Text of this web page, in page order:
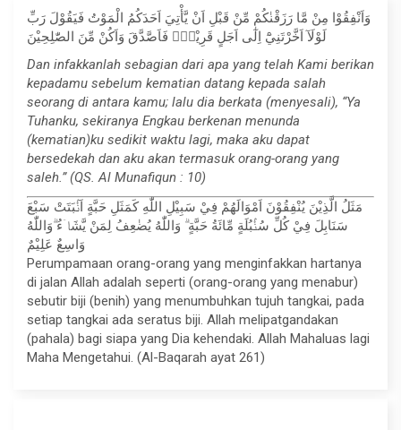
وَاَنْفِقُوْا مِنْ مَّا رَزَقْنٰكُمْ مِّنْ قَبْلِ اَنْ يَّأْتِيَ اَحَدَكُمُ الْمَوْتُ فَيَقُوْلَ رَبِّ
لَوْلَآ اَخَّرْتَنِيْٓ اِلٰٓى اَجَلٍ قَرِيْبٍۚ فَاَصَّدَّقَ وَاَكُنْ مِّنَ الصّٰلِحِيْنَ
Dan infakkanlah sebagian dari apa yang telah Kami berikan
kepadamu sebelum kematian datang kepada salah
seorang di antara kamu; lalu dia berkata (menyesali), “Ya
Tuhanku, sekiranya Engkau berkenan menunda
(kematian)ku sedikit waktu lagi, maka aku dapat
bersedekah dan aku akan termasuk orang-orang yang
saleh.” (QS. Al Munafiqun : 10)
مَثَلُ الَّذِيْنَ يُنْفِقُوْنَ اَمْوَالَهُمْ فِيْ سَبِيْلِ اللّٰهِ كَمَثَلِ حَبَّةٍ اَنْۢبَتَتْ سَبْعَ
سَنَابِلَ فِيْ كُلِّ سُنْۢبُلَةٍ مِّائَةُ حَبَّةٍ ۗ وَاللّٰهُ يُضٰعِفُ لِمَنْ يَّشَاۤءُ ۗوَاللّٰهُ
وَاسِعٌ عَلِيْمٌ
Perumpamaan orang-orang yang menginfakkan hartanya
di jalan Allah adalah seperti (orang-orang yang menabur)
sebutir biji (benih) yang menumbuhkan tujuh tangkai, pada
setiap tangkai ada seratus biji. Allah melipatgandakan
(pahala) bagi siapa yang Dia kehendaki. Allah Mahaluas lagi
Maha Mengetahui. (Al-Baqarah ayat 261)